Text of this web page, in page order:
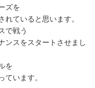
ズを
ていると思います。
で戦う
ンスをスタートさせまし
を
ています。